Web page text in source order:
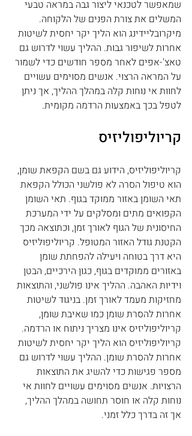
שמאפשר לטכנאי ליצור גבה במראה טבעי
המשלים את צורת הפנים של הלקוחה.
מיקרובליידינג הוא הליך יקר יחסית לשיטות
אחרות לשיפור גבות. ההליך עשוי לדרוש גם
טאצ'-אפים לאחר מספר חודשים כדי לשמור
על המראה הרצוי. אנשים מסוימים עשויים
לחוות אי נוחות קלה במהלך ההליך, אך ניתן
לטפל בכך באמצעות הרדמה מקומית.
קריוליפוליזיס
קריוליפוליזיס, הידוע גם בשם הקפאת שומן,
הוא טיפול הסרה לא פולשני הכולל הקפאת
תאי השומן באזור ממוקד בגוף. תאי השומן
הקפואים מתים ומסלקים על ידי המערכת
החיסונית של הגוף לאורך זמן, וכתוצאה מכך
הקטנת גודל האזור המטופל. קריוליפוליזיס
היא דרך בטוחה ויעילה להפחתת שומן
באזורים ממוקדים בגוף, כגון הירכיים, הבטן
וידיות האהבה. ההליך אינו פולשני, והתוצאות
מחזיקות מעמד לאורך זמן. בניגוד לשיטות
אחרות להסרת שומן כמו שאיבת שומן,
קריוליפוליזיס אינו מצריך ניתוח או הרדמה.
קריוליפוליזיס הוא הליך יקר יחסית לשיטות
אחרות להסרת שומן. ההליך עשוי לדרוש גם
מספר פגישות כדי להשיג את התוצאות
הרצויות. אנשים מסוימים עשויים לחוות אי
נוחות קלה או חוסר תחושה במהלך ההליך,
אך זה בדרך כלל זמני.